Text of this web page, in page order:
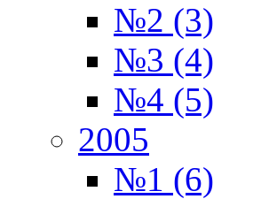
№2 (3)
№3 (4)
№4 (5)
2005
№1 (6)